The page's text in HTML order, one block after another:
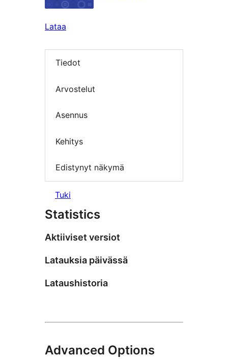
Lataa
Tiedot
Arvostelut
Asennus
Kehitys
Edistynyt näkymä
Tuki
Statistics
Aktiiviset versiot
Latauksia päivässä
Lataushistoria
Advanced Options